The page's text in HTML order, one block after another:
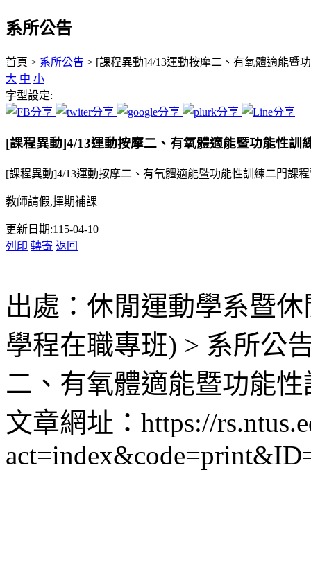
系所公告
:::
首頁 > 系所公告 > [課程異動]4/13運動按摩二、有氧體適能
大 中 小
字型設定:
[課程異動]4/13運動按摩二、有氧體適能暨功能性訓
[課程異動]4/13運動按摩二、有氧體適能暨功能性訓練二門課
教師請假,擇期補課
更新日期:115-04-10
列印 轉寄 返回
出處：休閒運動學系暨
學程在職專班) > 系所公
二、有氧體適能暨功能
文章網址：https://